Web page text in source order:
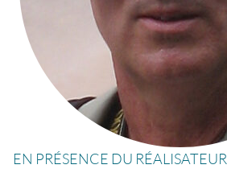
EN PRÉSENCE DU RÉALISATEUR